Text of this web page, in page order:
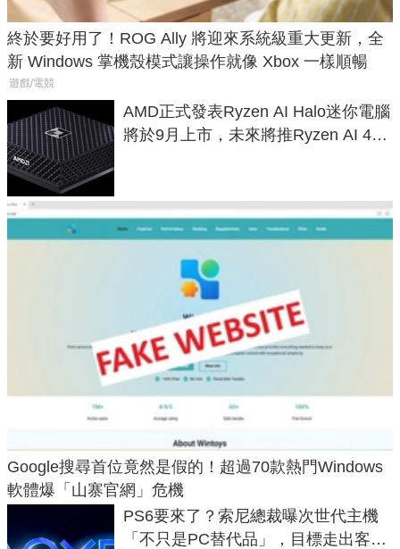
終於要好用了！ROG Ally 將迎來系統級重大更新，全
新 Windows 掌機殼模式讓操作就像 Xbox 一樣順暢
遊戲/電競
AMD正式發表Ryzen AI Halo迷你電腦
將於9月上市，未來將推Ryzen AI 400
Google搜尋首位竟然是假的！超過70款熱門Windows
軟體爆「山寨官網」危機
PS6要來了？索尼總裁曝次世代主機
「不只是PC替代品」，目標走出客